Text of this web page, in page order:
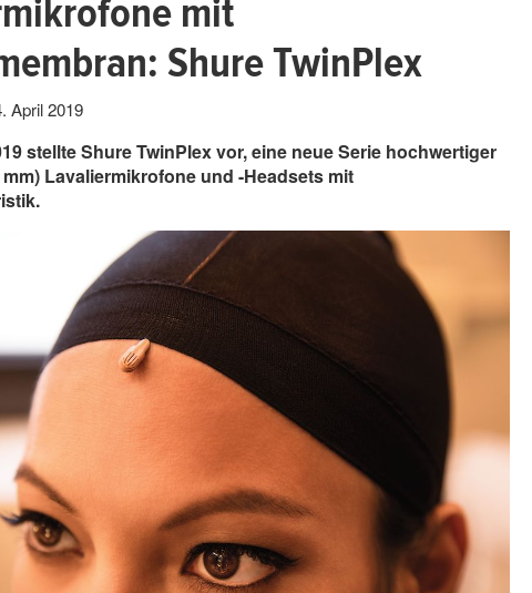
mit
Shure TwinPlex
April 2019
stellte Shure TwinPlex vor, eine neue Serie hochwertiger
Lavaliermikrofone und -Headsets mit